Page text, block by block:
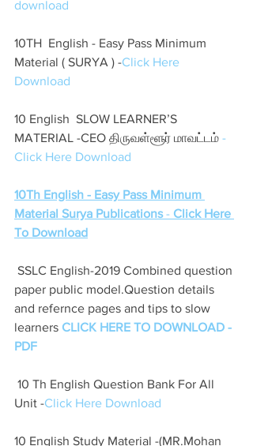
download
10TH  English - Easy Pass Minimum
Material ( SURYA ) -Click Here
Download
10 English  SLOW LEARNER’S
MATERIAL -CEO திருவள்ளூர் மாவட்டம் -
Click Here Download
10Th English - Easy Pass Minimum
Material Surya Publications - Click Here
To Download
paper public model.Question details
and refernce pages and tips to slow
learners CLICK HERE TO DOWNLOAD -
PDF
Unit -Click Here Download
10 English Study Material -(MR.Mohan